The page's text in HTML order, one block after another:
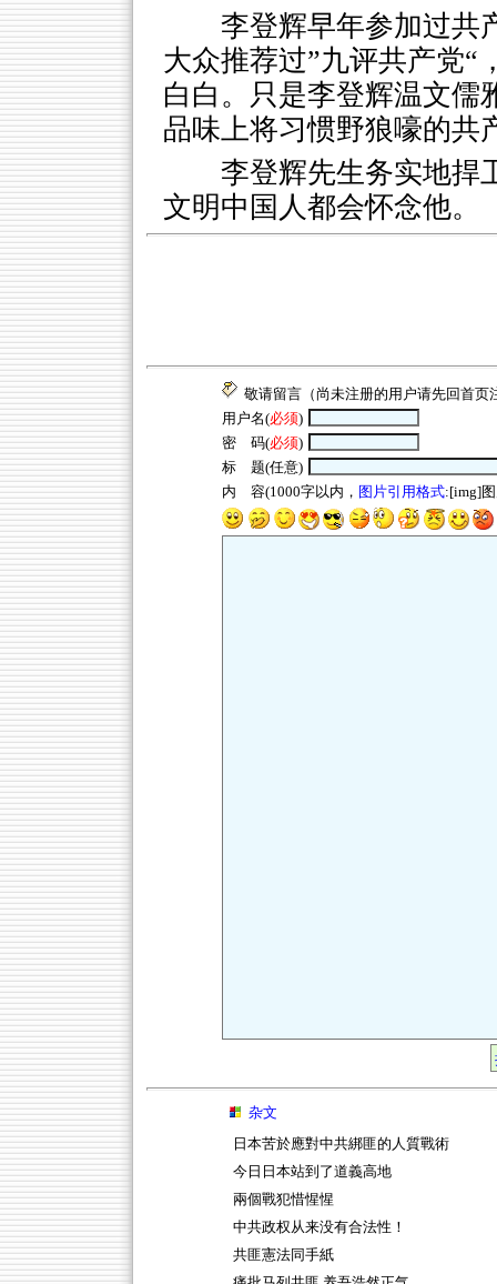
李登辉早年参加过共
大众推荐过”九评共产党“
白白。只是李登辉温文儒
品味上将习惯野狼嚎的共
李登辉先生务实地捍
文明中国人都会怀念他。
敬请留言（尚未注册的用户请先回首页
用户名(必须)
密 码(必须)
标 题(任意)
内 容(1000字以内， 图片引用格式:[img]
杂文
日本苦於應對中共綁匪的人質戰術
今日日本站到了道義高地
兩個戰犯惜惺惺
中共政权从来没有合法性！
共匪憲法同手紙